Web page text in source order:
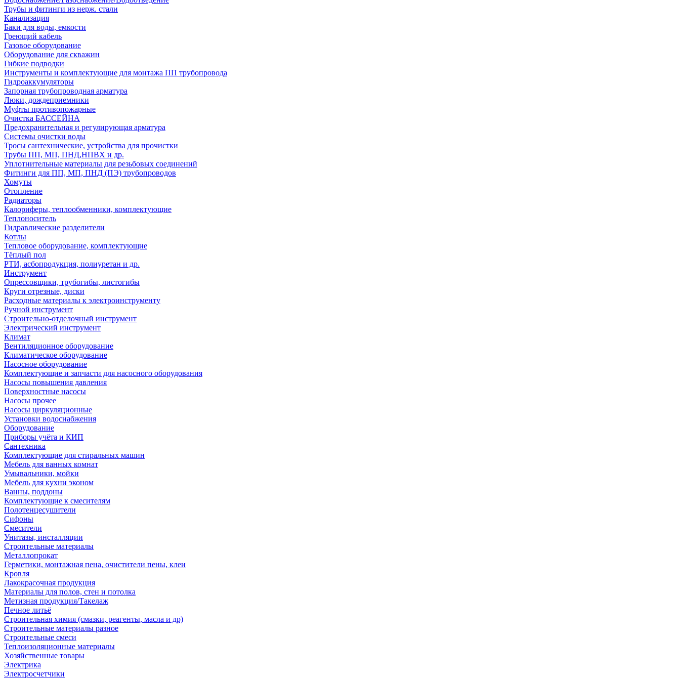
Трубы и фитинги из нерж. стали
Канализация
Баки для воды, емкости
Греющий кабель
Газовое оборудование
Оборудование для скважин
Гибкие подводки
Инструменты и комплектующие для монтажа ПП трубопровода
Гидроаккумуляторы
Запорная трубопроводная арматура
Люки, дождеприемники
Муфты противопожарные
Очистка БАССЕЙНА
Предохранительная и регулирующая арматура
Системы очистки воды
Тросы сантехнические, устройства для прочистки
Трубы ПП, МП, ПНД,НПВХ и др.
Уплотнительные материалы для резьбовых соединений
Фитинги для ПП, МП, ПНД (ПЭ) трубопроводов
Хомуты
Отопление
Радиаторы
Калориферы, теплообменники, комплектующие
Теплоноситель
Гидравлические разделители
Котлы
Тепловое оборудование, комплектующие
Тёплый пол
РТИ, асбопродукция, полиуретан и др.
Инструмент
Опрессовщики, трубогибы, листогибы
Круги отрезные, диски
Расходные материалы к электроинструменту
Ручной инструмент
Строительно-отделочный инструмент
Электрический инструмент
Климат
Вентиляционное оборудование
Климатическое оборудование
Насосное оборудование
Комплектующие и запчасти для насосного оборудования
Насосы повышения давления
Поверхностные насосы
Насосы прочее
Насосы циркуляционные
Установки водоснабжения
Оборудование
Приборы учёта и КИП
Сантехника
Комплектующие для стиральных машин
Мебель для ванных комнат
Умывальники, мойки
Мебель для кухни эконом
Ванны, поддоны
Комплектующие к смесителям
Полотенцесушители
Сифоны
Смесители
Унитазы, инсталляции
Строительные материалы
Металлопрокат
Герметики, монтажная пена, очистители пены, клеи
Кровля
Лакокрасочная продукция
Материалы для полов, стен и потолка
Метизная продукция/Такелаж
Печное литьё
Строительная химия (смазки, реагенты, масла и др)
Строительные материалы разное
Строительные смеси
Теплоизоляционные материалы
Хозяйственные товары
Электрика
Электросчетчики